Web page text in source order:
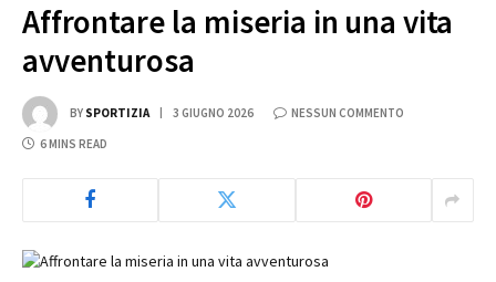
Affrontare la miseria in una vita
avventurosa
BY SPORTIZIA 3 GIUGNO 2026 NESSUN COMMENTO
6 MINS READ